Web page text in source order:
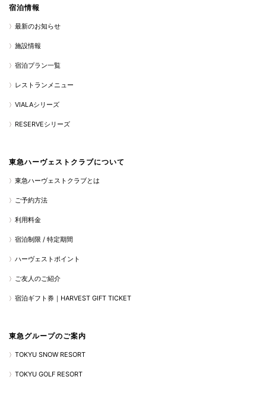
宿泊情報
最新のお知らせ
施設情報
宿泊プラン一覧
レストランメニュー
VIALAシリーズ
RESERVEシリーズ
東急ハーヴェストクラブについて
東急ハーヴェストクラブとは
ご予約方法
利用料金
宿泊制限 / 特定期間
ハーヴェストポイント
ご友人のご紹介
宿泊ギフト券｜HARVEST GIFT TICKET
東急グループのご案内
TOKYU SNOW RESORT
TOKYU GOLF RESORT